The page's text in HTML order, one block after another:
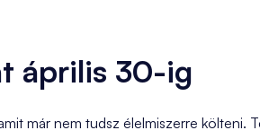
április 30-ig
már nem tudsz élelmiszerre költeni.